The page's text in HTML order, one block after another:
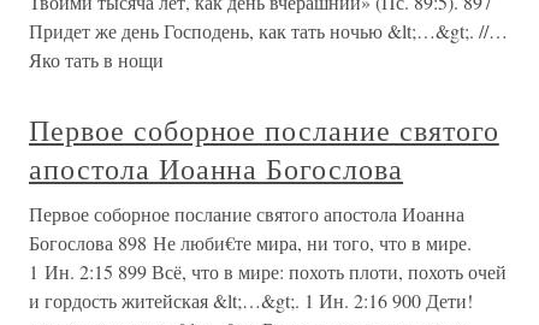
Придет же день Господень, как тать ночью &lt;…&gt;. //…
Яко тать в нощи
Первое соборное послание святого
апостола Иоанна Богослова
Первое соборное послание святого апостола Иоанна
Богослова 898 Не люби€те мира, ни того, что в мире.
1 Ин. 2:15 899 Всё, что в мире: похоть плоти, похоть очей
и гордость житейская &lt;…&gt;. 1 Ин. 2:16 900 Дети!